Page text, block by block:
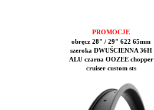
PROMOCJE
obręcz 28" / 29" 622 65mm
szeroka DWUŚCIENNA 36H
ALU czarna OOZEE chopper
cruiser custom sts